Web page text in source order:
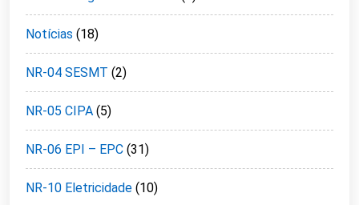
Notícias (18)
NR-04 SESMT (2)
NR-05 CIPA (5)
NR-06 EPI – EPC (31)
NR-10 Eletricidade (10)